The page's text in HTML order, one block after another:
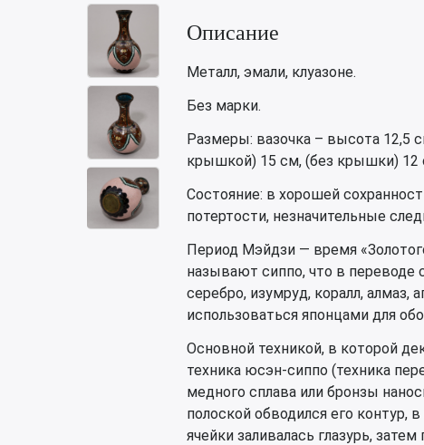
Описание
Металл, эмали, клуазоне.
Без марки.
Размеры: вазочка – высота 12,5
крышкой) 15 см, (без крышки) 12
Состояние: в хорошей
потертости, незначительные
Период Мэйдзи — время
называют сиппо, что в переводе
серебро, изумруд, коралл, алмаз,
использоваться японцами для
Основной техникой, в которой
техника юсэн-сиппо (техника
медного сплава или бронзы
полоской обводился его
ячейки заливалась глазурь,